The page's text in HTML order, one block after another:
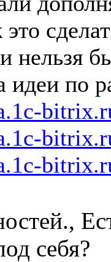
нельзя
идеи по
себя?